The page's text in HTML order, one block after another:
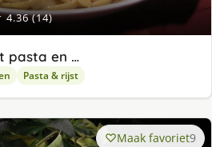
4.36 (14)
pasta en …
Pasta & rijst
Maak favoriet9